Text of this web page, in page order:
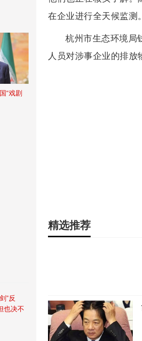
“戏剧
”反
也决不
在企业进行全天候监测。
杭州市生态环境局
人员对涉事企业的排放
精选推荐